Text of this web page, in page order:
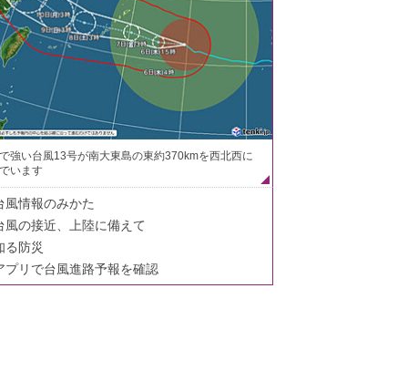
強い台風13号が南大東島の東約370kmを西北西に
います
風情報のみかた
風の接近、上陸に備えて
る防災
プリで台風進路予報を確認